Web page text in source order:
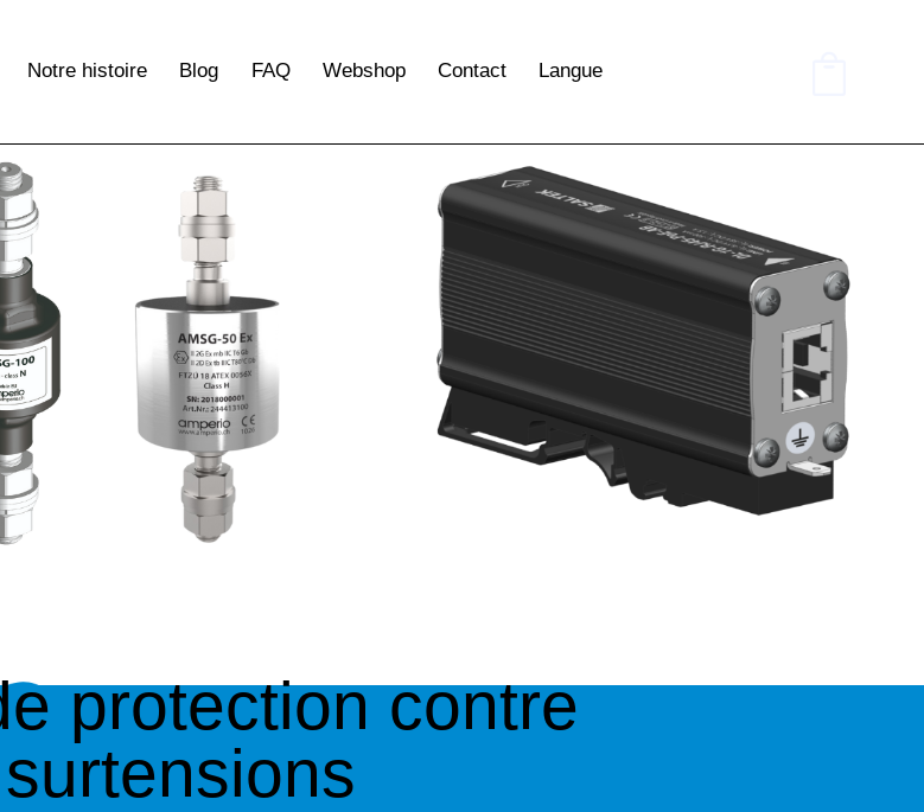
Notre histoire Blog FAQ Webshop Contact Langue
protection contre